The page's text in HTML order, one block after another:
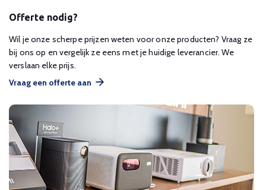
Offerte nodig?
Wil je onze scherpe prijzen weten voor onze producten? Vraag ze
bij ons op en vergelijk ze eens met je huidige leverancier. We
verslaan elke prijs.
Vraag een offerte aan